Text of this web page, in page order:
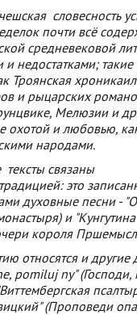
чешская словесность
почти всё
средневековой
и недостатками;
Троянская
и рыцарских
Мелюзии и
охотой и любовью,
народами.
тексты связаны
традицией: это
духовные песни -
и
короля
относятся и
pomiluj ny" (Господи,
(Проповеди